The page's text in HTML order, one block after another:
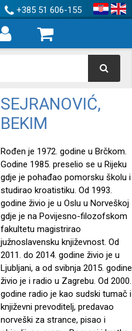
+385 51 606-155
SEJRANOVIĆ,
BEKIM
Rođen je 1972. godine u Brčkom.
Godine 1985. preselio se u Rijeku
gdje je pohađao pomorsku školu i
studirao kroatistiku. Od 1993.
godine živio je u Oslu u Norveškoj
gdje je na Povijesno-filozofskom
fakultetu magistrirao
južnoslavensku književnost. Od
2011. do 2014. godine živio je u
Ljubljani, a od svibnja 2015. godine
živio je i radio u Zagrebu. Od 2000.
godine radio je kao sudski tumač i
književni prevoditelj, predavao
norveški za strance, pisao i